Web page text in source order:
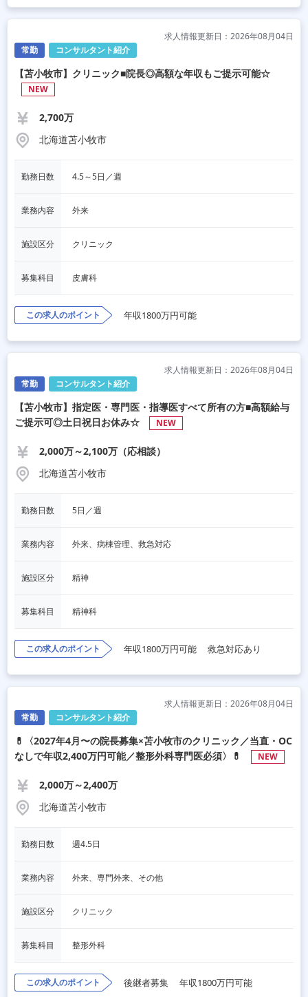
常勤 コンサルタント紹介
求人情報更新日：2026年08月04日
【苫小牧市】クリニック■院長◎高額な年収もご提示可能☆
NEW
2,700万
北海道苫小牧市
勤務日数 4.5～5日／週
業務内容 外来
施設区分 クリニック
募集科目 皮膚科
この求人のポイント 年収1800万円可能
常勤 コンサルタント紹介
求人情報更新日：2026年08月04日
【苫小牧市】指定医・専門医・指導医すべて所有の方■高額給与
ご提示可◎土日祝日お休み☆
NEW
2,000万～2,100万（応相談）
北海道苫小牧市
勤務日数 5日／週
業務内容 外来、病棟管理、救急対応
施設区分 精神
募集科目 精神科
この求人のポイント 年収1800万円可能 救急対応あり
常勤 コンサルタント紹介
求人情報更新日：2026年08月04日
💊〈2027年4月〜の院長募集×苫小牧市のクリニック／当直・OC
なしで年収2,400万円可能／整形外科専門医必須〉💊
NEW
2,000万～2,400万
北海道苫小牧市
勤務日数 週4.5日
業務内容 外来、専門外来、その他
施設区分 クリニック
募集科目 整形外科
この求人のポイント 後継者募集 年収1800万円可能